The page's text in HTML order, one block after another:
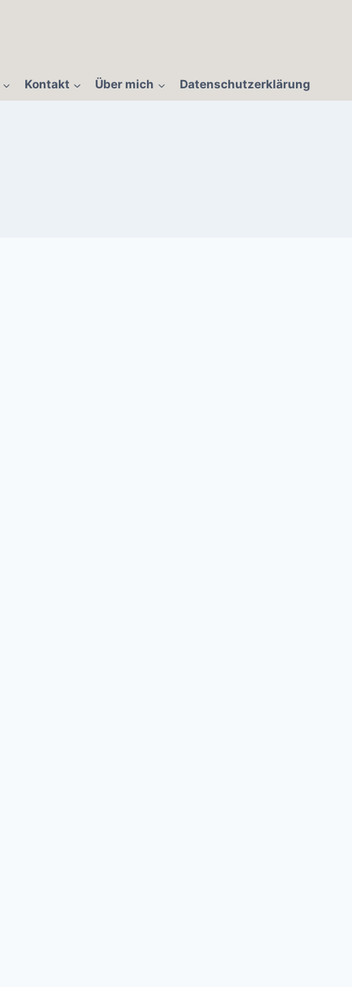
Kontakt Über mich Datenschutzerklärung